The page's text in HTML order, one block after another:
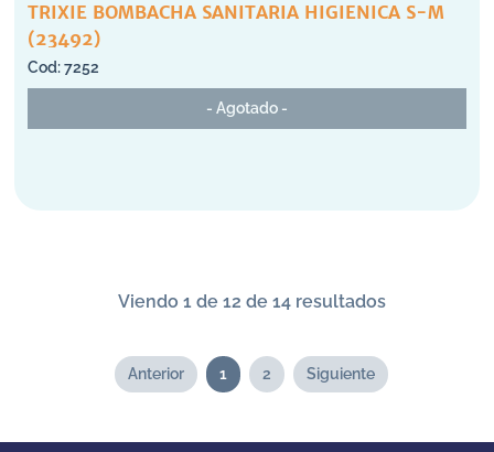
TRIXIE BOMBACHA SANITARIA HIGIENICA S-M
(23492)
7252
- Agotado -
Viendo 1 de 12 de 14 resultados
Anterior 1 2 Siguiente